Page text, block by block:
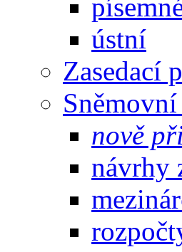
ústní
Zasedací
nově
návrhy